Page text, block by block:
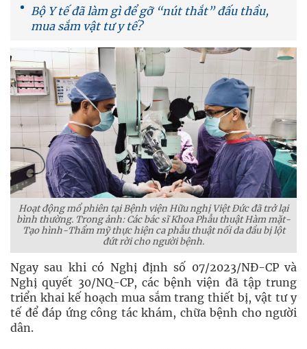
Bộ Y tế đã làm gì để gỡ “nút thắt” đấu thầu,
mua sắm vật tư y tế?
Hoạt động mổ phiên tại Bệnh viện Hữu nghị Việt Ðức đã trở lại
bình thường. Trong ảnh: Các bác sĩ Khoa Phẫu thuật Hàm mặt-
Tạo hình-Thẩm mỹ thực hiện ca phẫu thuật nối da đầu bị lột
đứt rời cho người bệnh.
Ngay sau khi có Nghị định số 07/2023/NÐ-CP và
Nghị quyết 30/NQ-CP, các bệnh viện đã tập trung
triển khai kế hoạch mua sắm trang thiết bị, vật tư y
tế để đáp ứng công tác khám, chữa bệnh cho người
dân.